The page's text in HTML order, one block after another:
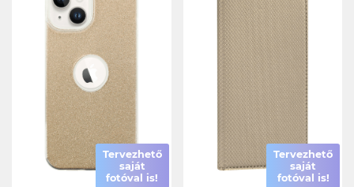
Tervezhető
saját
fotóval is!
Tervezhető
saját
fotóval is!